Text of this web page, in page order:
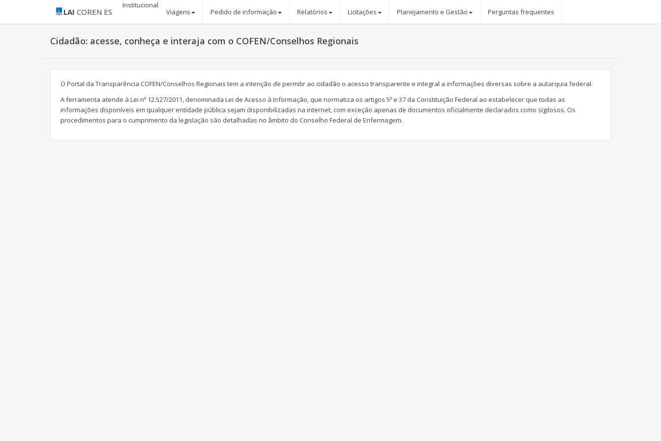
LAI COREN ES
Institucional
Viagens Pedido de informação Relatórios Licitações Planejamento e Gestão Perguntas frequentes
Cidadão: acesse, conheça e interaja com o COFEN/Conselhos Regionais
O Portal da Transparência COFEN/Conselhos Regionais tem a intenção de permitir ao cidadão o acesso transparente e integral a informações diversas sobre a autarquia federal.
A ferramenta atende à Lei nº 12.527/2011, denominada Lei de Acesso à Informação, que normatiza os artigos 5º e 37 da Constituição Federal ao estabelecer que todas as
informações disponíveis em qualquer entidade pública sejam disponibilizadas na internet, com exceção apenas de documentos oficialmente declarados como sigilosos. Os
procedimentos para o cumprimento da legislação são detalhadas no âmbito do Conselho Federal de Enfermagem.